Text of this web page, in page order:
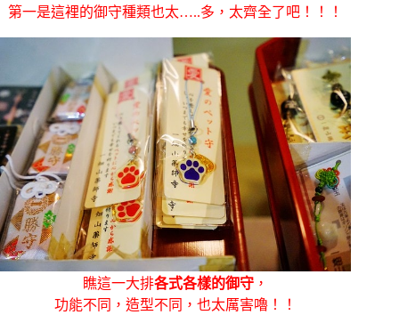
第一是這裡的御守種類也太…..多，太齊全了吧！！！
瞧這一大排各式各樣的御守 ，
功能不同，造型不同，也太厲害嚕！！